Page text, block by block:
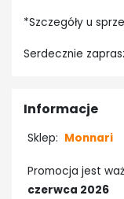
*Szczegóły u
Serdecznie
Informacje
Sklep: Monnari
Promocja jest
czerwca 2026